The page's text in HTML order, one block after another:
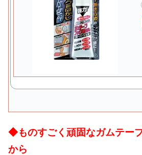
◆ものすごく頑固なガムテー
から